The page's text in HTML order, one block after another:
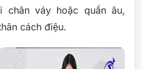
chân váy hoặc quần âu,
cách điệu.